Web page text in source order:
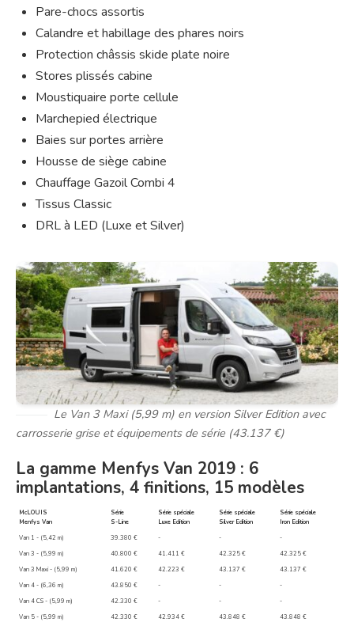
Pare-chocs assortis
Calandre et habillage des phares noirs
Protection châssis skide plate noire
Stores plissés cabine
Moustiquaire porte cellule
Marchepied électrique
Baies sur portes arrière
Housse de siège cabine
Chauffage Gazoil Combi 4
Tissus Classic
DRL à LED (Luxe et Silver)
Le Van 3 Maxi (5,99 m) en version Silver Edition avec
carrosserie grise et équipements de série (43.137 €)
La gamme Menfys Van 2019 : 6
implantations, 4 finitions, 15 modèles
McLOUIS
Menfys Van
Série
S-Line
Série spéciale
Luxe Edition
Série spéciale
Silver Edition
Série spéciale
Iron Edition
Van 1 - (5,42 m)
39.380 € - -
-
Van 3 - (5,99 m)
40.800 € 41.411 € 42.325 €
42.325 €
Van 3 Maxi - (5,99 m)
41.620 € 42.223 € 43.137 €
43.137 €
Van 4 - (6,36 m)
43.850 € - -
-
Van 4 CS - (5,99 m)
42.330 € - -
-
Van 5 - (5,99 m)
42.330 € 42.934 € 43.848 € 43.848 €